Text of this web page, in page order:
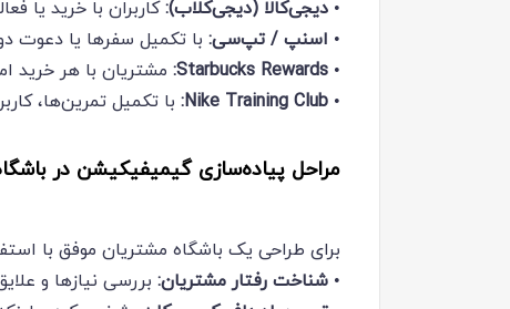
• دیجی‌کالا (دیجی‌کلاب):کاربران با خرید یا
• اسنپ / تپ‌سی: با تکمیل سفرها یا دعوت
•
مشتریان با هر خرید
•
Nike Training Club: با تکمیل تمرین‌ها،
مراحل پیاده‌سازی گیمیفیکیشن در
برای طراحی یک باشگاه مشتریان موفق با
• شناخت رفتار مشتریان: بررسی نیازها و